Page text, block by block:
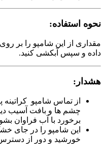
نحوه استفاده:
مقداری از این شامپو را بر
داده و سپس آبکشی کنید.
هشدار:
از تماس شامپو کراتینه
چشم ها و بافت آسیب
برخورد با آب فراوان
این شامپو را در جای
خورشید و دور از